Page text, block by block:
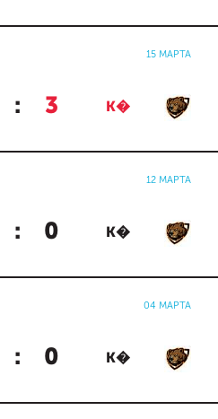
15 МАРТА
: 3 К�
12 МАРТА
: 0 К�
04 МАРТА
: 0 К�